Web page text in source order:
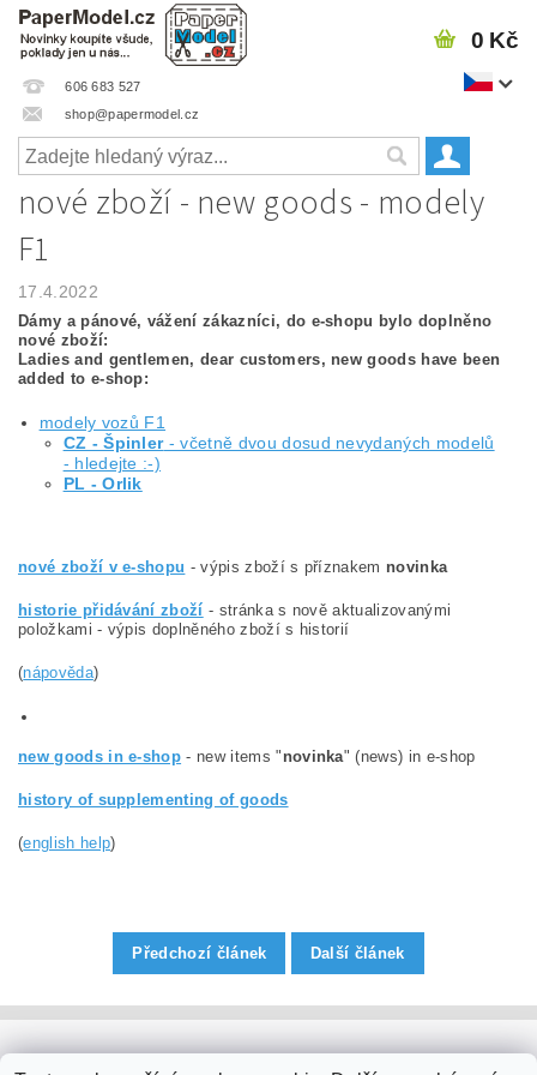
606 683 527
shop@papermodel.cz
0 Kč
nové zboží - new goods - modely
F1
17.4.2022
Dámy a pánové, vážení zákazníci, do e-shopu bylo doplněno
nové zboží:
Ladies and gentlemen, dear customers, new goods have been
added to e-shop:
modely vozů F1
CZ - Špinler- včetně dvou dosud nevydaných modelů
- hledejte :-)
PL - Orlik
nové zboží v e-shopu - výpis zboží s příznakem novinka
historie přidávání zboží - stránka s nově aktualizovanými
položkami - výpis doplněného zboží s historií
(nápověda)
new goods in e-shop - new items " novinka" (news) in e-shop
history of supplementing of goods
(english help)
Předchozí článek Další článek